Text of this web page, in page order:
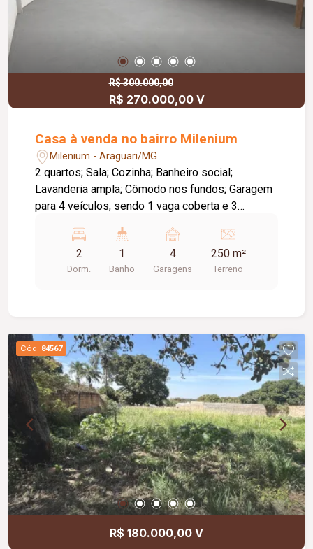
R$ 300.000,00
R$ 270.000,00 V
Casa à venda no bairro Milenium
Milenium - Araguari/MG
2 quartos; Sala; Cozinha; Banheiro social;
Lavanderia ampla; Cômodo nos fundos; Garagem
para 4 veículos, sendo 1 vaga coberta e 3
opção para quem busca praticidade, amplo
espaço para veículos e ótima localização.
2
Dorm.
1
Banho
4
Garagens
250 m²
Terreno
Cód. 84567
R$ 180.000,00 V